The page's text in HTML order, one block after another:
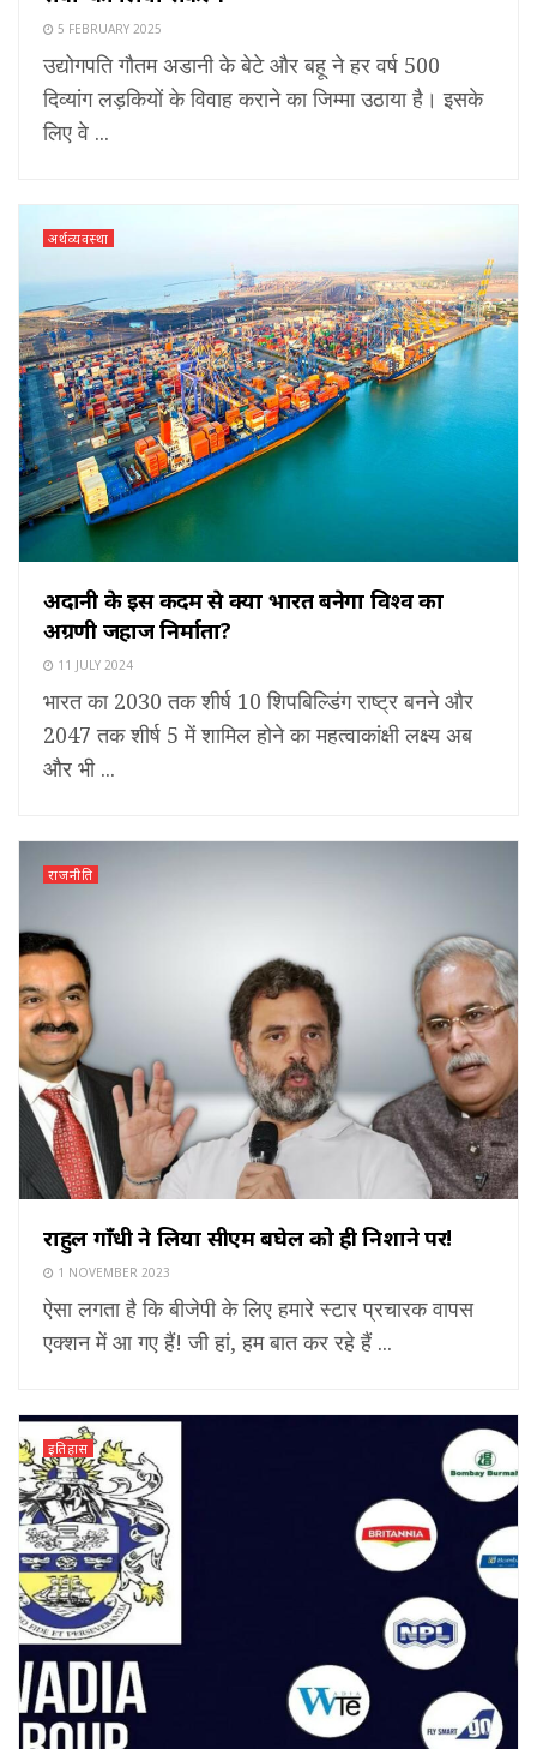
5 FEBRUARY 2025
उद्योगपति गौतम अडानी के बेटे और बहू ने हर वर्ष 500
दिव्यांग लड़कियों के विवाह कराने का जिम्मा उठाया है। इसके
लिए वे ...
अर्थव्यवस्था
अदानी के इस कदम से क्या भारत बनेगा विश्व का
अग्रणी जहाज निर्माता?
11 JULY 2024
भारत का 2030 तक शीर्ष 10 शिपबिल्डिंग राष्ट्र बनने और
2047 तक शीर्ष 5 में शामिल होने का महत्वाकांक्षी लक्ष्य अब
और भी ...
राजनीति
राहुल गाँधी ने लिया सीएम बघेल को ही निशाने पर!
1 NOVEMBER 2023
ऐसा लगता है कि बीजेपी के लिए हमारे स्टार प्रचारक वापस
एक्शन में आ गए हैं! जी हां, हम बात कर रहे हैं ...
इतिहास